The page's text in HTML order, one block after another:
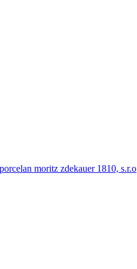
moritz zdekauer 1810, s.r.o